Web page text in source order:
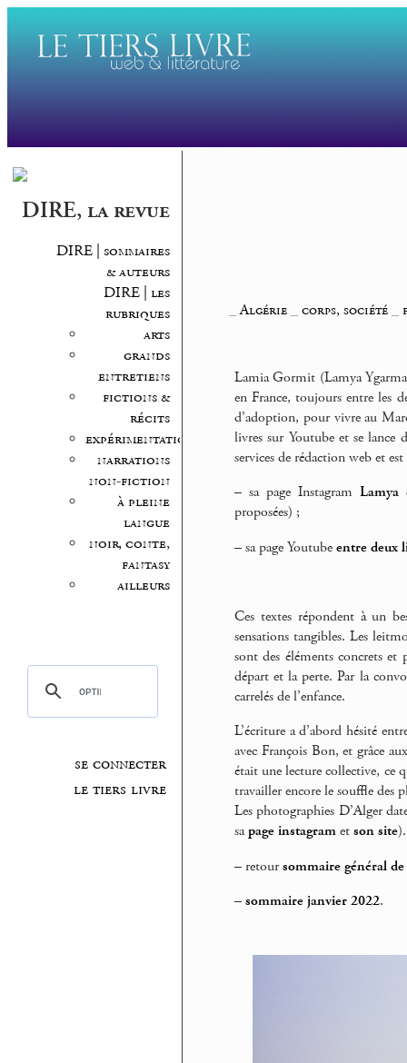
DIRE, la revue
DIRE | sommaires
& auteurs
DIRE | les
rubriques
arts
grands
entretiens
fictions &
récits
expérimentation
narrations
non-fiction
à pleine
langue
noir, conte,
fantasy
ailleurs
se connecter
le tiers livre
_Algérie_ corps, société_
Lamia Gormit (Lamya
en France, toujours entre les
d’adoption, pour vivre au
livres sur Youtube et se lance
services de rédaction web et
– sa page Instagram Lamya
proposées) ;
–sa page Youtubeentre deux
Ces textes répondent à un
sensations tangibles. Les
sont des éléments concrets
départ et la perte. Par la
carrelés de l’enfance.
L’écriture a d’abord hésité
avec François Bon, et grâce
était une lecture collective, ce
travailler encore le souffle des
Les photographies D’Alger
sapage instagrametson site).
–retoursommaire général
–sommaire janvier 2022.